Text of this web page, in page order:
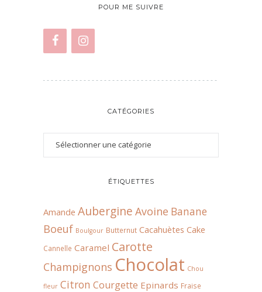
POUR ME SUIVRE
CATÉGORIES
ÉTIQUETTES
Amande Aubergine Avoine Banane
Boeuf Boulgour Butternut Cacahuètes Cake
Cannelle Caramel Carotte
Champignons Chocolat Chou
fleur Citron Courgette Epinards Fraise